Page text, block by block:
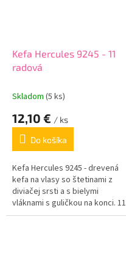
Kefa Hercules 9245 - 11
radová
Skladom (5 ks)
12,10 € / ks
Do košíka
Kefa Hercules 9245 - drevená
kefa na vlasy so štetinami z
diviačej srsti a s bielymi
vláknami s guličkou na konci. 11
radov štetín.